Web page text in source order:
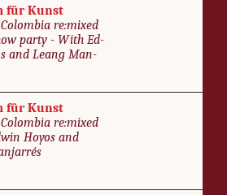
für Kun­st
Colom­bia re:mixed
par­ty - With Ed­
and Leang Man­
für Kun­st
Colom­bia re:mixed
Hoyos and